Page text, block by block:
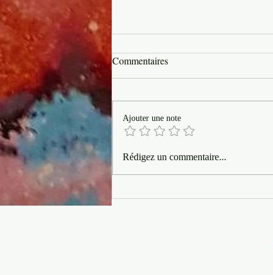
Over the Rainbow : Quand
l'abondance transforme le stress
Commentaires
Ajouter une note
Rédigez un commentaire...